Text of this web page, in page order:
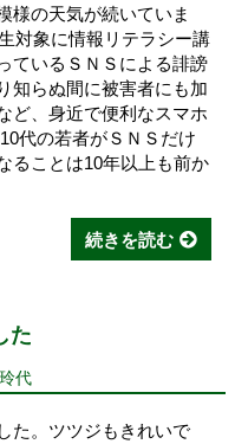
様の天気が続いていま
対象に情報リテラシー講
ているＳＮＳによる誹謗
知らぬ間に被害者にも加
ど、身近で便利なスマホ
代の若者がＳＮＳだけ
ることは10年以上も前か
続きを読む
た
代
た。ツツジもきれいで